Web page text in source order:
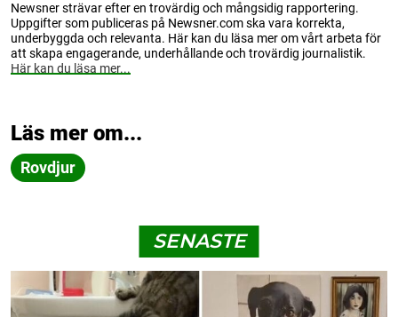
Newsner strävar efter en trovärdig och mångsidig rapportering.
Uppgifter som publiceras på Newsner.com ska vara korrekta,
underbyggda och relevanta. Här kan du läsa mer om vårt arbeta för
att skapa engagerande, underhållande och trovärdig journalistik.
Här kan du läsa mer...
Läs mer om...
Rovdjur
SENASTE